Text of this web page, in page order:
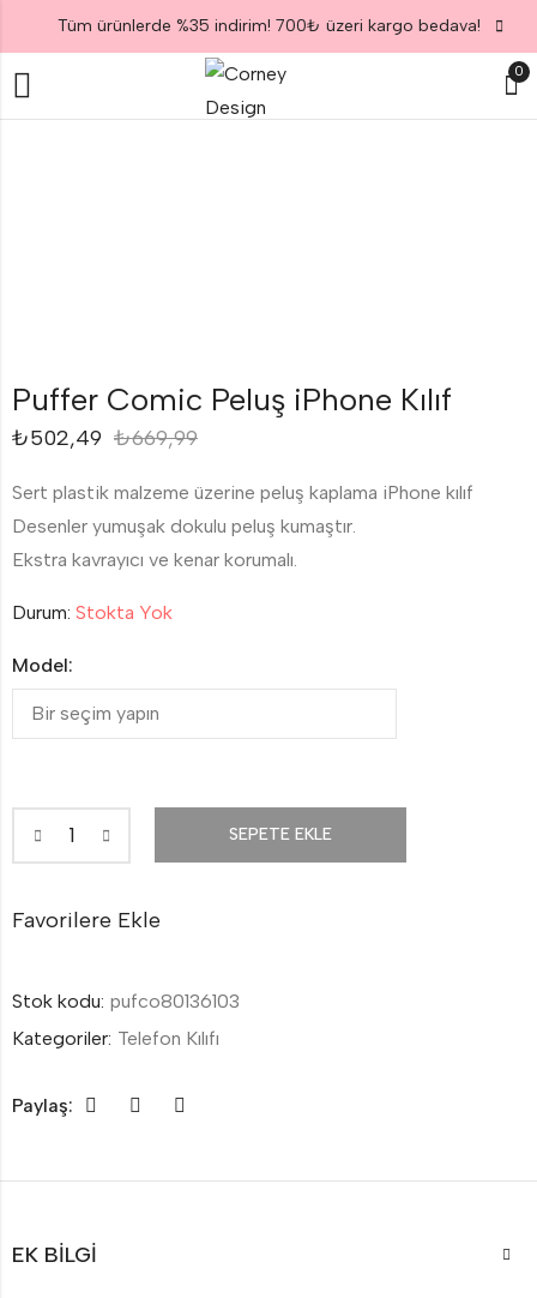
Tüm ürünlerde %35 indirim! 700₺ üzeri kargo bedava!
0
Puffer Comic Peluş iPhone Kılıf
₺502,49 ₺669,99
Sert plastik malzeme üzerine peluş kaplama iPhone kılıf
Desenler yumuşak dokulu peluş kumaştır.
Ekstra kavrayıcı ve kenar korumalı.
Durum: Stokta Yok
Model:
SEPETE EKLE
Favorilere Ekle
Stok kodu: pufco80136103
Kategoriler: Telefon Kılıfı
Paylaş:
EK BILGI